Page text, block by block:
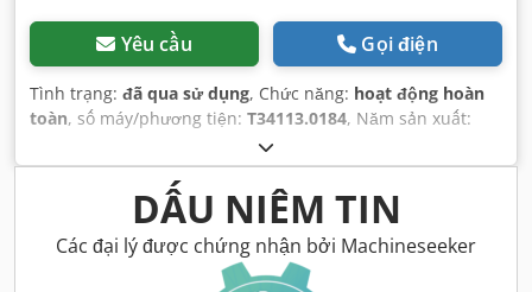
Yêu cầu Gọi điện
Tình trạng: đã qua sử dụng, Chức năng: hoạt động hoàn
toàn, số máy/phương tiện: T34113.0184, Năm sản xuất:
15.850 h, tải trọng:
cao nâng:15.000 mm, loại nhiên liệu:diesel, trọng lượng
68.050 kg, loại truyền động:Diesel
DẤU NIÊM TIN
Các đại lý được chứng nhận bởi Machineseeker